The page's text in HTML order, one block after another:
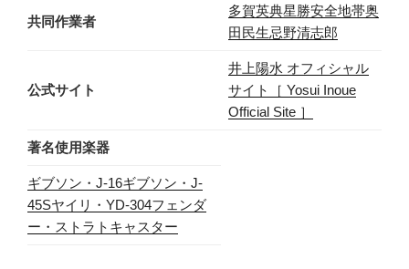
共同作業者
多賀英典星勝安全地帯奥
田民生忌野清志郎
公式サイト
井上陽水 オフィシャル
サイト［ Yosui Inoue
Official Site ］
著名使用楽器
ギブソン・J-16ギブソン・J-
45Sヤイリ・YD-304フェンダ
ー・ストラトキャスター